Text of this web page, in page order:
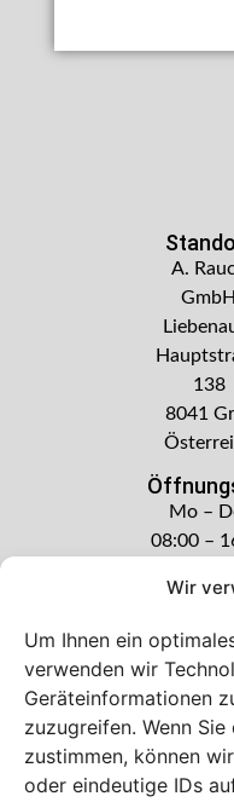
Wir
Um Ihnen ein
verwenden wir
Geräteinformationen
zuzugreifen. Wenn
zustimmen, können
oder eindeutige IDs
A.
GmbH
138
8041
Mo –
08:00 –
Freitag:
Bei diesem